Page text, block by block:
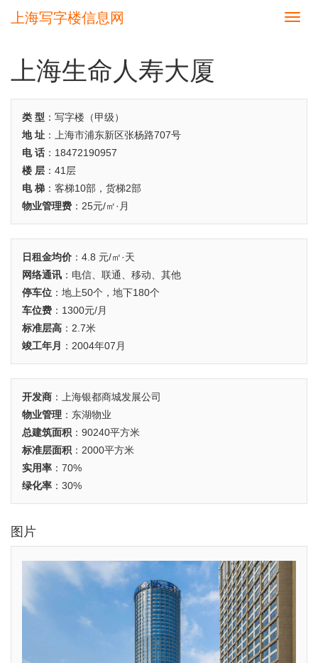
切
上海写字楼信息网
上海生命人寿大厦
类 型 ：写字楼（甲级）
地 址 ：上海市浦东新区张杨路707号
电 话 ：18472190957
楼 层 ：41层
电 梯 ：客梯10部，货梯2部
物业管理费 ：25元/㎡·月
日租金均价 ：4.8 元/㎡·天
网络通讯 ：电信、联通、移动、其他
停车位 ：地上50个，地下180个
车位费 ：1300元/月
标准层高 ：2.7米
竣工年月
：2004年07月
开发商 ：上海银都商城发展公司
物业管理 ：东湖物业
总建筑面积 ：90240平方米
标准层面积 ：2000平方米
实用率 ：70%
绿化率 ：30%
图片